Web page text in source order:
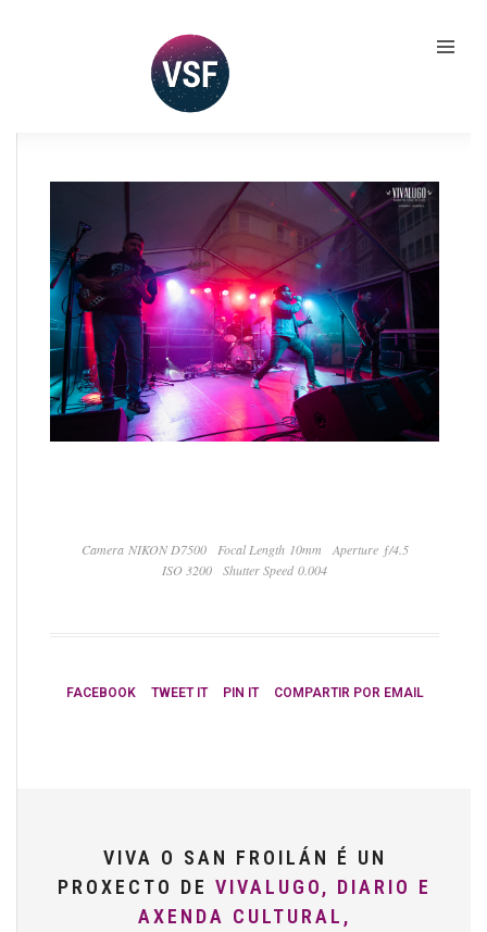
Camera NIKON D7500 Focal Length 10mm
Aperture ƒ/4.5
ISO 3200
Shutter Speed 0.004
FACEBOOK TWEET IT PIN IT COMPARTIR POR EMAIL
VIVA O SAN FROILÁN É UN
PROXECTO DE VIVALUGO, DIARIO E
AXENDA CULTURAL,